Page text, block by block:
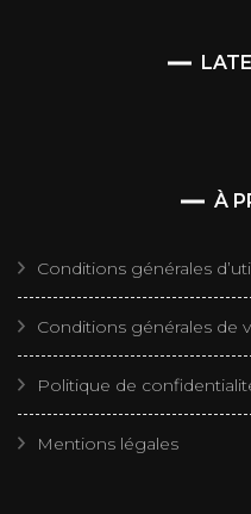
À
Conditions générales
Conditions générales de
Politique de
Mentions légales